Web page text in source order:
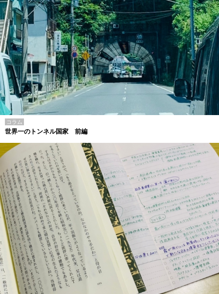
コラム
世界一のトンネル国家 前編